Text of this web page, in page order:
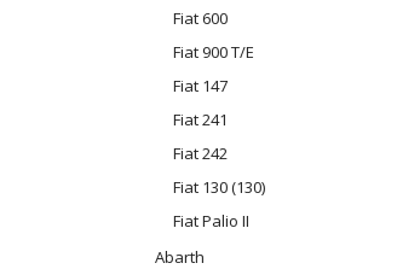
Fiat 600
Fiat 900 T/E
Fiat 147
Fiat 241
Fiat 242
Fiat 130 (130)
Fiat Palio II
Abarth